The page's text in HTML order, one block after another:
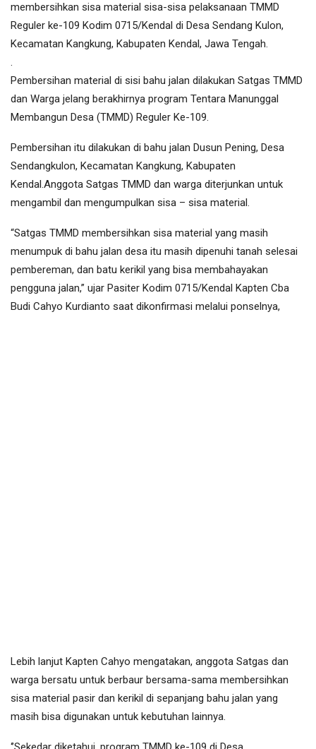
membersihkan sisa material sisa-sisa pelaksanaan TMMD
Reguler ke-109 Kodim 0715/Kendal di Desa Sendang Kulon,
Kecamatan Kangkung, Kabupaten Kendal, Jawa Tengah.
.
Pembersihan material di sisi bahu jalan dilakukan Satgas TMMD
dan Warga jelang berakhirnya program Tentara Manunggal
Membangun Desa (TMMD) Reguler Ke-109.
Pembersihan itu dilakukan di bahu jalan Dusun Pening, Desa
Sendangkulon, Kecamatan Kangkung, Kabupaten
Kendal.Anggota Satgas TMMD dan warga diterjunkan untuk
mengambil dan mengumpulkan sisa – sisa material.
“Satgas TMMD membersihkan sisa material yang masih
menumpuk di bahu jalan desa itu masih dipenuhi tanah selesai
pembereman, dan batu kerikil yang bisa membahayakan
pengguna jalan,” ujar Pasiter Kodim 0715/Kendal Kapten Cba
Budi Cahyo Kurdianto saat dikonfirmasi melalui ponselnya,
Lebih lanjut Kapten Cahyo mengatakan, anggota Satgas dan
warga bersatu untuk berbaur bersama-sama membersihkan
sisa material pasir dan kerikil di sepanjang bahu jalan yang
masih bisa digunakan untuk kebutuhan lainnya.